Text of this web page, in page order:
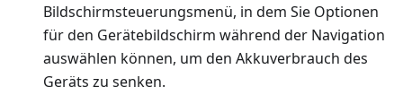
Bildschirmsteuerungsmenü, in dem Sie Optionen
für den Gerätebildschirm während der Navigation
auswählen können, um den Akkuverbrauch des
Geräts zu senken.